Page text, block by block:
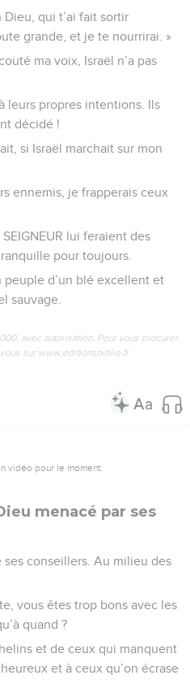
Dieu, qui t’ai fait sortir
grande, et je te nourrirai. »
ma voix, Israël n’a pas
leurs propres intentions. Ils
décidé !
si Israël marchait sur mon
ennemis, je frapperais ceux
lui feraient des
pour toujours.
peuple d’un blé excellent et
sauvage.
avec autorisation. Pour vous procurer
sur www.editionsbiblio.fr
vidéo pour le moment.
menacé par ses
conseillers. Au milieu des
vous êtes trop bons avec les
quand ?
et de ceux qui manquent
et à ceux qu’on écrase